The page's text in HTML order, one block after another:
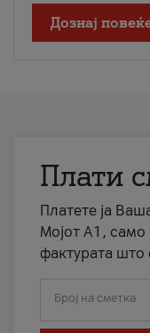
Дознај
Плати
Платете ја
Мојот А1, само
фактурата што
Број на сметка